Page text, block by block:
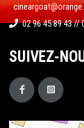
02 96 45 89 43 //
SUIVEZ-